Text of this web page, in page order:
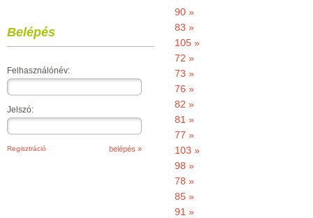
Belépés
Felhasználónév:
Jelszó:
Regisztráció
90 »
83 »
105 »
72 »
73 »
76 »
82 »
81 »
77 »
103 »
98 »
78 »
85 »
91 »